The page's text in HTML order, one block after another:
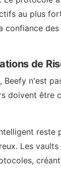
au plus
confiance des
de
Beefy n'est
doivent être
reste
Les